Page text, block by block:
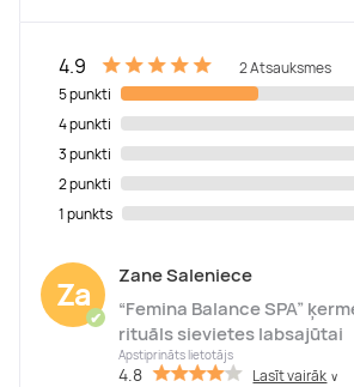
4.9
2 Atsauksmes
5 punkti
4 punkti
3 punkti
2 punkti
1 punkts
Za
✔
Zane Saleniece
“Femina Balance SPA”
rituāls sievietes labsajūtai
Apstiprināts lietotājs
4.8 Lasīt vairāk ∨